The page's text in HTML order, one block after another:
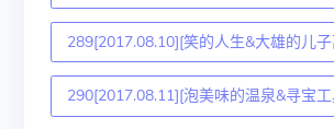
289[2017.08.10][笑的人生&大雄的儿
290[2017.08.11][泡美味的温泉&寻宝